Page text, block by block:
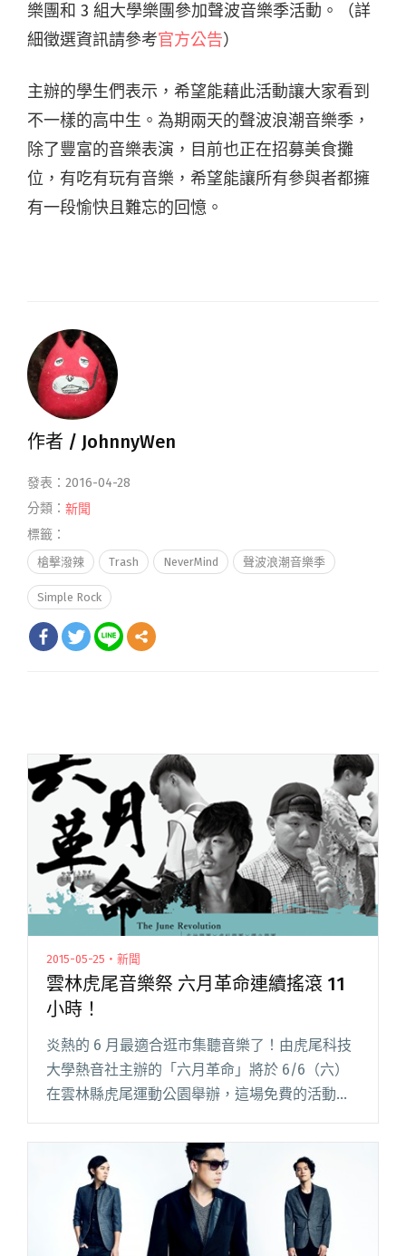
樂團和 3 組大學樂團參加聲波音樂季活動。（詳
細徵選資訊請參考官方公告）
主辦的學生們表示， 希望能藉此活動讓大家看到
不一樣的高中生。為期兩天的聲波浪潮音樂季，
除了豐富的音樂表演，目前也正在招募美食攤
位，有吃有玩有音樂，希望能讓所有參與者都擁
有一段愉快且難忘的回憶。
作者 / JohnnyWen
發表：2016-04-28
分類： 新聞
標籤：
槍擊潑辣 Trash NeverMind 聲波浪潮音樂季
Simple Rock
2015-05-25・新聞
雲林虎尾音樂祭 六月革命連續搖滾 11
小時！
炎熱的 6 月最適合逛市集聽音樂了！由虎尾科技
大學熱音社主辦的「六月革命」將於 6/6（六）
在雲林縣虎尾運動公園舉辦，這場免費的活動除
了學校樂團演出，也邀請到極限搖滾中的霸主
「粉紅噪音」、台中EMO代表「OBSESS」、金音
獎最佳搖滾專輯獎閱讀全文 "雲林虎尾音樂祭 六
月革命連續搖滾 11 小時！"